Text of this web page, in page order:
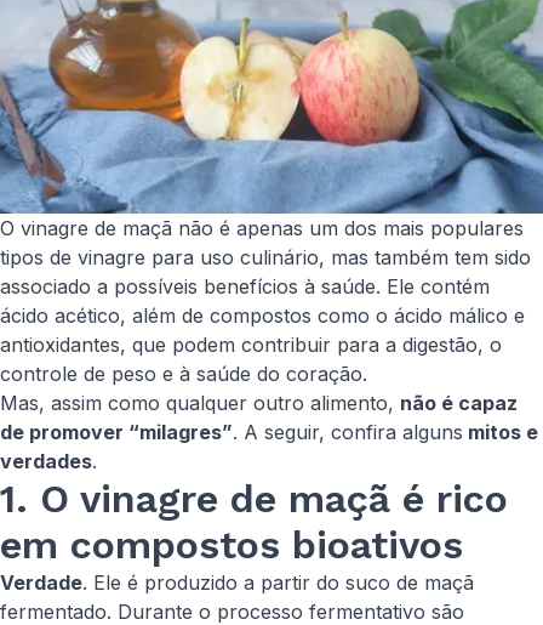
O vinagre de maçã não é apenas um dos mais populares
tipos de vinagre para uso culinário, mas também tem sido
associado a possíveis benefícios à saúde. Ele contém
ácido acético, além de compostos como o ácido málico e
antioxidantes, que podem contribuir para a digestão, o
controle de peso e à saúde do coração.
Mas, assim como qualquer outro alimento, não é capaz
de promover “milagres”. A seguir, confira alguns mitos e
verdades.
1. O vinagre de maçã é rico
em compostos bioativos
Verdade. Ele é produzido a partir do suco de maçã
fermentado. Durante o processo fermentativo são